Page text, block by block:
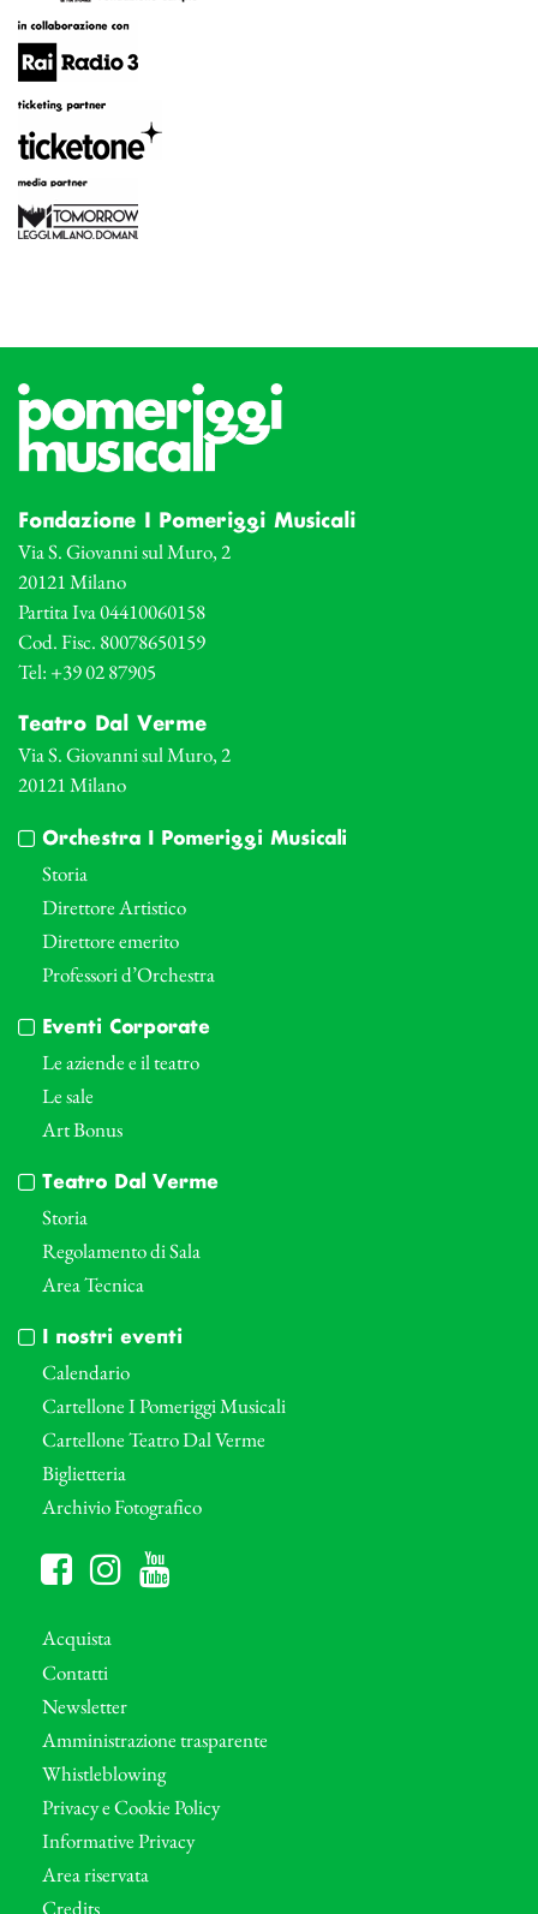
Fondazione I Pomeriggi Musicali
Via S. Giovanni sul Muro, 2
20121 Milano
Partita Iva 04410060158
Cod. Fisc. 80078650159
Tel: +39 02 87905
Teatro Dal Verme
Via S. Giovanni sul Muro, 2
20121 Milano
Orchestra I Pomeriggi Musicali
Storia
Direttore Artistico
Direttore emerito
Professori d’Orchestra
Eventi Corporate
Le aziende e il teatro
Le sale
Art Bonus
Teatro Dal Verme
Storia
Regolamento di Sala
Area Tecnica
I nostri eventi
Calendario
Cartellone I Pomeriggi Musicali
Cartellone Teatro Dal Verme
Biglietteria
Archivio Fotografico
Acquista
Contatti
Newsletter
Amministrazione trasparente
Whistleblowing
Privacy e Cookie Policy
Informative Privacy
Area riservata
Credits